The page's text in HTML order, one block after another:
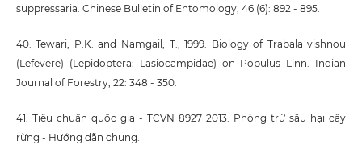
suppressaria. Chinese Bulletin of Entomology, 46 (6): 892 - 895.
40. Tewari, P.K. and Namgail, T., 1999. Biology of Trabala vishnou
(Lefevere) (Lepidoptera: Lasiocampidae) on Populus Linn. Indian
Journal of Forestry, 22: 348 - 350.
41. Tiêu chuẩn quốc gia - TCVN 8927 2013. Phòng trừ sâu hại cây
rừng - Hướng dẫn chung.